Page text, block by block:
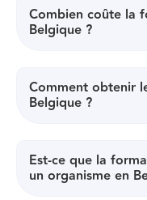
Combien coûte la
Belgique ?
Comment obtenir
Belgique ?
Est-ce que la
un organisme en